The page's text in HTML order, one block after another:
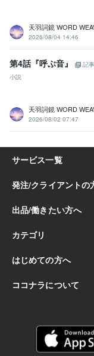
天羽詞鏡 WORD
2026/08/04 14:46
第4話『呼ぶ音』
記事
小説
天羽詞鏡 WORD
2026/08/02 07:47